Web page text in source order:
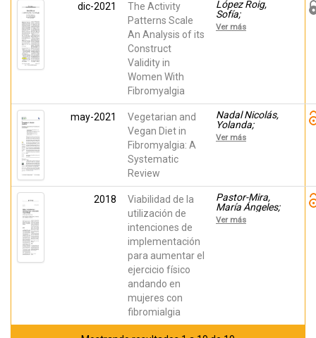
ARAGÓN,
MAITE
dic-2021
The Activity
Patterns Scale
An Analysis of its
Construct
Validity in
Women With
Fibromyalgia
López Roig,
Sofía;
Peñacoba,
Cecilia;
Pastor-Mira,
María Ángeles
Ver más
may-2021
Vegetarian and
Vegan Diet in
Fibromyalgia: A
Systematic
Review
Nadal Nicolás,
Yolanda;
Miralles-
Amorós, Laura;
Ortega, Maria;
Mora, Juan;
Martínez-
Rodríguez,
Alejandro
Ver más
2018
Viabilidad de la
utilización de
intenciones de
implementación
para aumentar el
ejercicio físico
andando en
mujeres con
fibromialgia
Pastor-Mira,
María Ángeles;
López Roig,
Sofía;
Ver más